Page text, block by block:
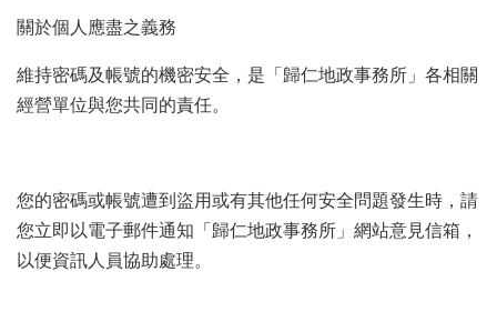
關於個人應盡之義務
維持密碼及帳號的機密安全，是「歸仁地政事務所」各相關
經營單位與您共同的責任。
您的密碼或帳號遭到盜用或有其他任何安全問題發生時，請
您立即以電子郵件通知「歸仁地政事務所」網站意見信箱，
以便資訊人員協助處理。